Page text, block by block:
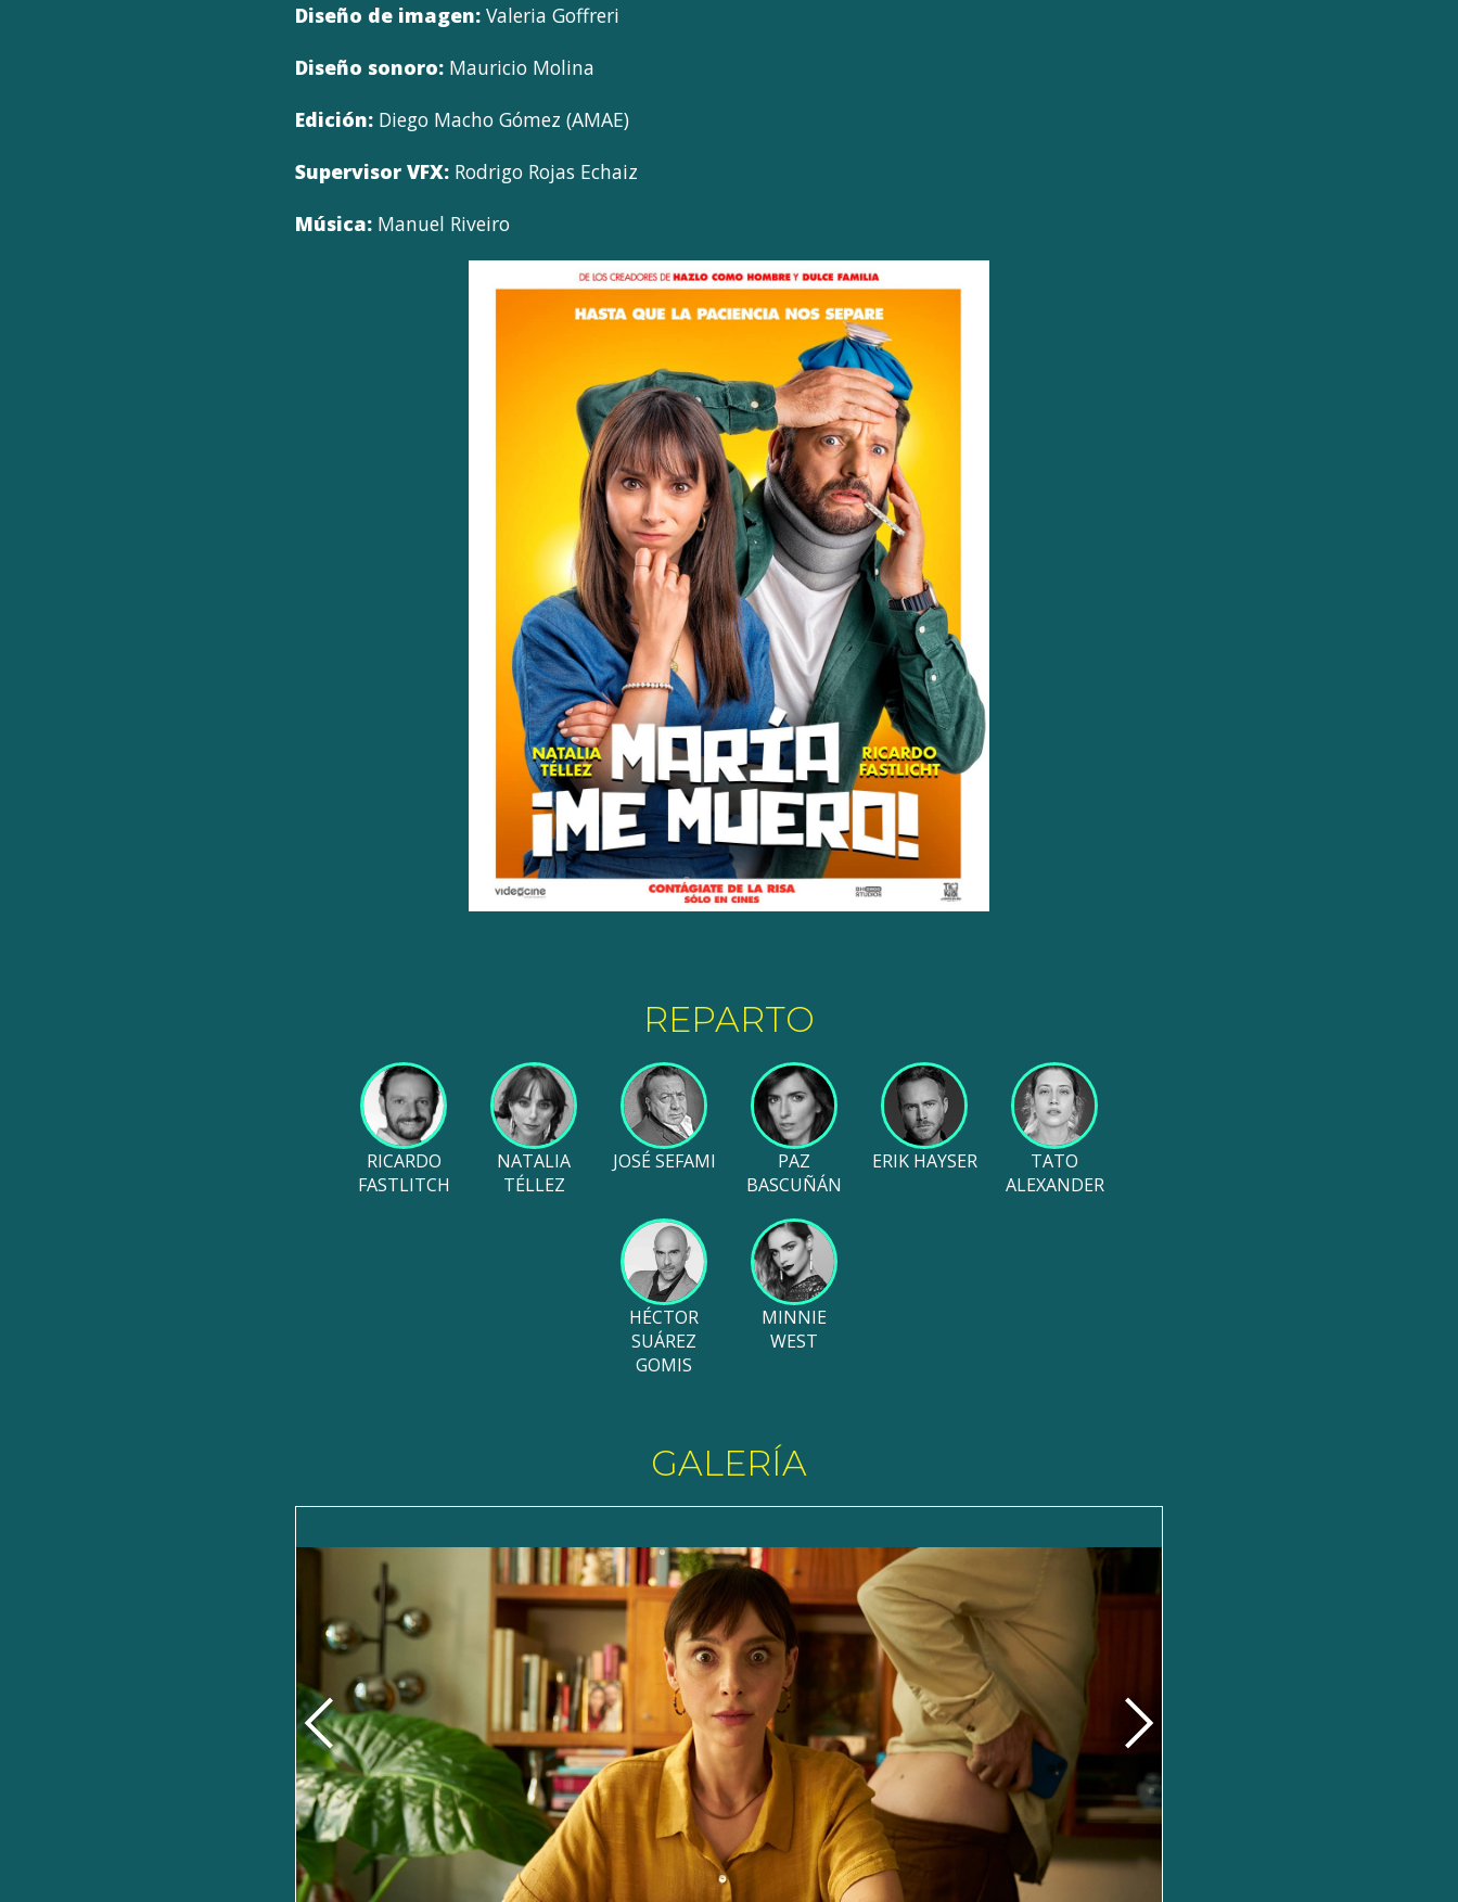
Diseño de imagen: Valeria Goffreri
Diseño sonoro: Mauricio Molina
Edición: Diego Macho Gómez (AMAE)
Supervisor VFX: Rodrigo Rojas Echaiz
Música: Manuel Riveiro
REPARTO
RICARDO
FASTLITCH
NATALIA
TÉLLEZ
JOSÉ SEFAMI
PAZ
BASCUÑÁN
ERIK HAYSER
TATO
ALEXANDER
HÉCTOR
SUÁREZ
GOMIS
MINNIE
WEST
GALERÍA